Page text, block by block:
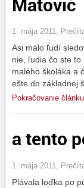
1. mája 2011,
Asi málo ľudí
nie, ľudia čo ste
malého školáka a
ešte do základnej
Pokračovanie článku
a tento
1. mája 2011,
Plávala loďka po